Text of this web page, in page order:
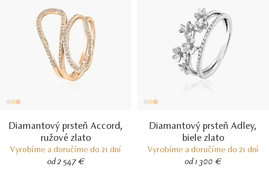
Diamantový prsteň Accord,
ružové zlato
Vyrobíme a doručíme do 21 dní
od 2 547 €
Diamantový prsteň Adley,
biele zlato
Vyrobíme a doručíme do 21 dní
od 1 300 €